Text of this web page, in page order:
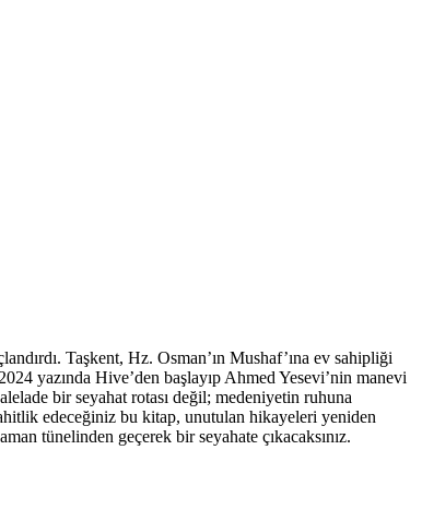
Taşkent, Hz. Osman’ın Mushaf’ına ev sahipliği
yazında Hive’den başlayıp Ahmed Yesevi’nin manevi
bir seyahat rotası değil; medeniyetin ruhuna
edeceğiniz bu kitap, unutulan hikayeleri yeniden
tünelinden geçerek bir seyahate çıkacaksınız.